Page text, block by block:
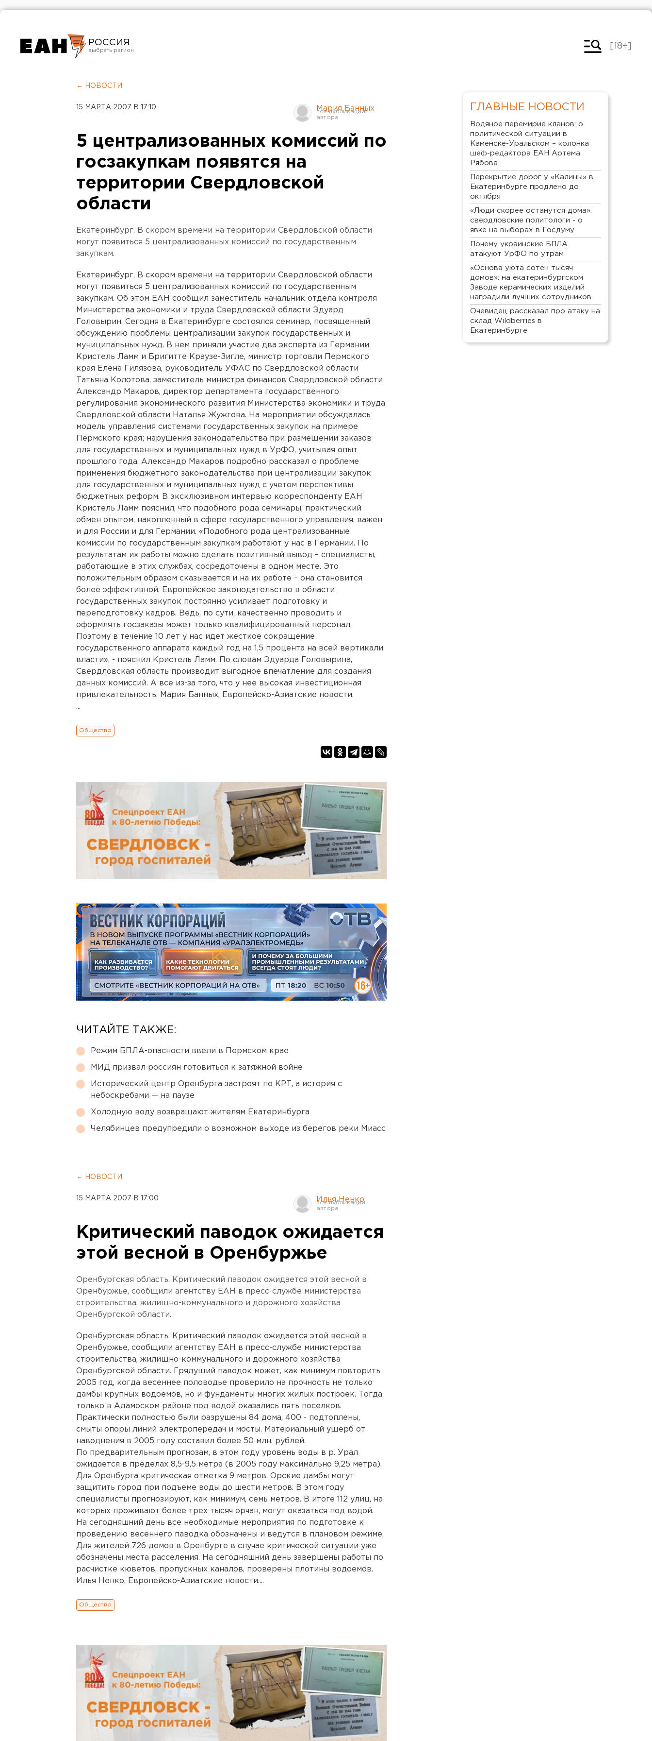
РОССИЯ
Челябинск
[18+]
← НОВОСТИ
15 МАРТА 2007 В 17:10 Мария Банных
5 централизованных комиссий по
госзакупкам появятся на
территории Свердловской
области
Екатеринбург. В скором времени на территории Свердловской области
могут появиться 5 централизованных комиссий по государственным
закупкам.
Екатеринбург. В скором времени на территории Свердловской области
могут появиться 5 централизованных комиссий по государственным
закупкам. Об этом ЕАН сообщил заместитель начальник отдела контроля
Министерства экономики и труда Свердловской области Эдуард
Головырин. Сегодня в Екатеринбурге состоялся семинар, посвященный
обсуждению проблемы централизации закупок государственных и
муниципальных нужд. В нем приняли участие два эксперта из Германии
Кристель Ламм и Бригитте Краузе-Зигле, министр торговли Пермского
края Елена Гилязова, руководитель УФАС по Свердловской области
Татьяна Колотова, заместитель министра финансов Свердловской области
Александр Макаров, директор департамента государственного
регулирования экономического развития Министерства экономики и труда
Свердловской области Наталья Жужгова. На мероприятии обсуждалась
модель управления системами государственных закупок на примере
Пермского края; нарушения законодательства при размещении заказов
для государственных и муниципальных нужд в УрФО, учитывая опыт
прошлого года. Александр Макаров подробно рассказал о проблеме
применения бюджетного законодательства при централизации закупок
для государственных и муниципальных нужд с учетом перспективы
бюджетных реформ. В эксклюзивном интервью корреспонденту ЕАН
Кристель Ламм пояснил, что подобного рода семинары, практический
обмен опытом, накопленный в сфере государственного управления, важен
и для России и для Германии. «Подобного рода централизованные
комиссии по государственным закупкам работают у нас в Германии. По
результатам их работы можно сделать позитивный вывод – специалисты,
работающие в этих службах, сосредоточены в одном месте. Это
положительным образом сказывается и на их работе – она становится
более эффективной. Европейское законодательство в области
государственных закупок постоянно усиливает подготовку и
переподготовку кадров. Ведь, по сути, качественно проводить и
оформлять госзаказы может только квалифицированный персонал.
Поэтому в течение 10 лет у нас идет жесткое сокращение
государственного аппарата каждый год на 1,5 процента на всей вертикали
власти», - пояснил Кристель Ламм. По словам Эдуарда Головырина,
Свердловская область производит выгодное впечатление для создания
данных комиссий. А все из-за того, что у нее высокая инвестиционная
привлекательность. Мария Банных, Европейско-Азиатские новости.
...
Общество
ЧИТАЙТЕ ТАКЖЕ:
Режим БПЛА-опасности ввели в Пермском крае
МИД призвал россиян готовиться к затяжной войне
Исторический центр Оренбурга застроят по КРТ, а история с
небоскребами — на паузе
Холодную воду возвращают жителям Екатеринбурга
Челябинцев предупредили о возможном выходе из берегов реки Миасс
← НОВОСТИ
15 МАРТА 2007 В 17:00 Илья Ненко
Критический паводок ожидается
этой весной в Оренбуржье
Оренбургская область. Критический паводок ожидается этой весной в
Оренбуржье, сообщили агентству ЕАН в пресс-службе министерства
строительства, жилищно-коммунального и дорожного хозяйства
Оренбургской области.
Оренбургская область. Критический паводок ожидается этой весной в
Оренбуржье, сообщили агентству ЕАН в пресс-службе министерства
строительства, жилищно-коммунального и дорожного хозяйства
Оренбургской области. Грядущий паводок может, как минимум повторить
2005 год, когда весеннее половодье проверило на прочность не только
дамбы крупных водоемов, но и фундаменты многих жилых построек. Тогда
только в Адамоском районе под водой оказались пять поселков.
Практически полностью были разрушены 84 дома, 400 - подтоплены,
смыты опоры линий электропередач и мосты. Материальный ущерб от
наводнения в 2005 году составил более 50 млн. рублей.
По предварительным прогнозам, в этом году уровень воды в р. Урал
ожидается в пределах 8,5-9,5 метра (в 2005 году максимально 9,25 метра).
Для Оренбурга критическая отметка 9 метров. Орские дамбы могут
защитить город при подъеме воды до шести метров. В этом году
специалисты прогнозируют, как минимум, семь метров. В итоге 112 улиц, на
которых проживают более трех тысяч орчан, могут оказаться под водой.
На сегодняшний день все необходимые мероприятия по подготовке к
проведению весеннего паводка обозначены и ведутся в плановом режиме.
Для жителей 726 домов в Оренбурге в случае критической ситуации уже
обозначены места расселения. На сегодняшний день завершены работы по
расчистке кюветов, пропускных каналов, проверены плотины водоемов.
Илья Ненко, Европейско-Азиатские новости....
Общество
ГЛАВНЫЕ НОВОСТИ
Водяное перемирие кланов: о
политической ситуации в
Каменске-Уральском – колонка
шеф-редактора ЕАН Артема
Рябова
Перекрытие дорог у «Калины» в
Екатеринбурге продлено до
октября
«Люди скорее останутся дома»:
свердловские политологи - о
явке на выборах в Госдуму
Почему украинские БПЛА
атакуют УрФО по утрам
«Основа уюта сотен тысяч
домов»: на екатеринбургском
Заводе керамических изделий
наградили лучших сотрудников
Очевидец рассказал про атаку на
склад Wildberries в
Екатеринбурге